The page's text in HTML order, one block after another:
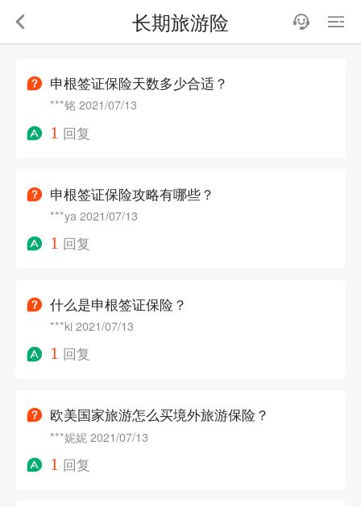
长期旅游险
申根签证保险天数多少合适？
***铭 2021/07/13
1 回复
申根签证保险攻略有哪些？
***ya 2021/07/13
1 回复
什么是申根签证保险？
***ki 2021/07/13
1 回复
欧美国家旅游怎么买境外旅游保险？
***妮妮 2021/07/13
1 回复